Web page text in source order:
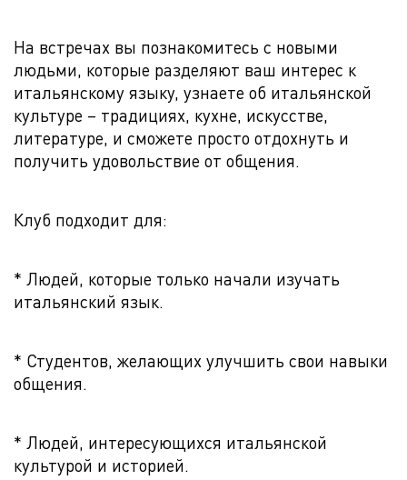
На встречах вы познакомитесь с новыми
людьми, которые разделяют ваш интерес к
итальянскому языку, узнаете об итальянской
культуре – традициях, кухне, искусстве,
литературе, и сможете просто отдохнуть и
получить удовольствие от общения.
Клуб подходит для:
* Людей, которые только начали изучать
итальянский язык.
* Студентов, желающих улучшить свои навыки
общения.
* Людей, интересующихся итальянской
культурой и историей.